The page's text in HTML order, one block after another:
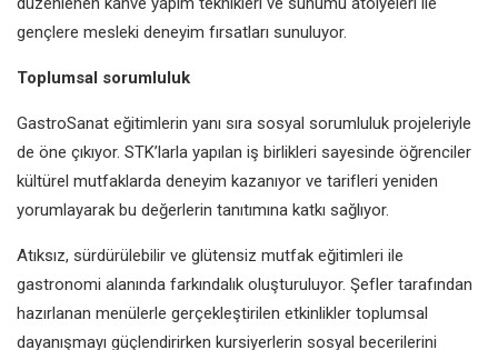
gençlere mesleki deneyim fırsatları sunuluyor.
Toplumsal sorumluluk
GastroSanat eğitimlerin yanı sıra sosyal sorumluluk projeleriyle
de öne çıkıyor. STK’larla yapılan iş birlikleri sayesinde öğrenciler
kültürel mutfaklarda deneyim kazanıyor ve tarifleri yeniden
yorumlayarak bu değerlerin tanıtımına katkı sağlıyor.
Atıksız, sürdürülebilir ve glütensiz mutfak eğitimleri ile
gastronomi alanında farkındalık oluşturuluyor. Şefler tarafından
hazırlanan menülerle gerçekleştirilen etkinlikler toplumsal
dayanışmayı güçlendirirken kursiyerlerin sosyal becerilerini